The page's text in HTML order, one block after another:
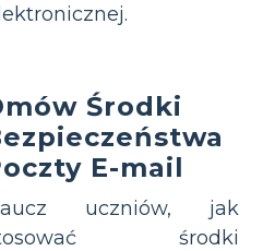
Środki
E-mail
uczniów, jak
środki